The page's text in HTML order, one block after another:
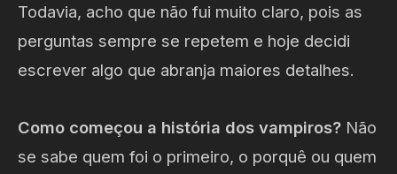
Todavia, acho que não fui muito claro, pois as
perguntas sempre se repetem e hoje decidi
escrever algo que abranja maiores detalhes.
Como começou a história dos vampiros? Não
se sabe quem foi o primeiro, o porquê ou quem